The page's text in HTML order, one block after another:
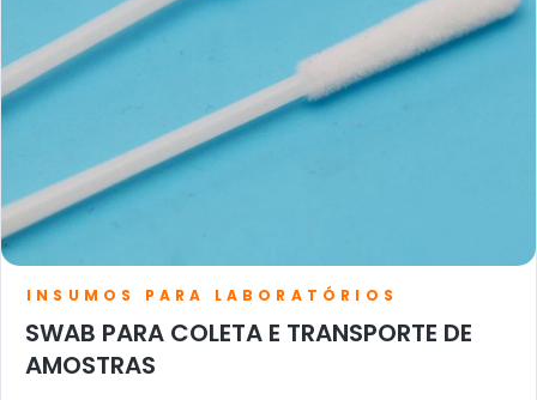
INSUMOS PARA LABORATÓRIOS
SWAB PARA COLETA E TRANSPORTE DE
AMOSTRAS